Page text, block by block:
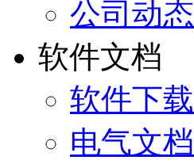
公司动态
软件文档
软件下载
电气文档